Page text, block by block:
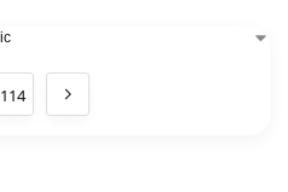
114